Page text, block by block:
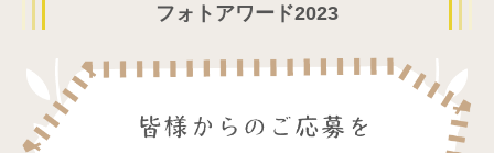
フォトアワード2023